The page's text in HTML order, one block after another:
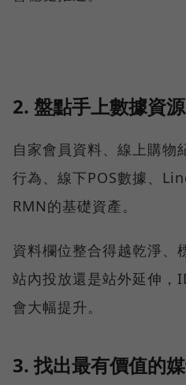
2. 盤點手上數據資源
自家會員資料、線上購物
行為、線下POS數據、
RMN的基礎資產。
資料欄位整合得越乾淨、
站內投放還是站外延伸
會大幅提升。
3. 找出最有價值的